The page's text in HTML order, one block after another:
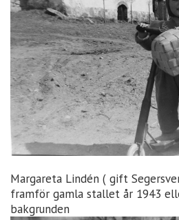
Margareta Lindén ( gift
framför gamla stallet år 1943
bakgrunden